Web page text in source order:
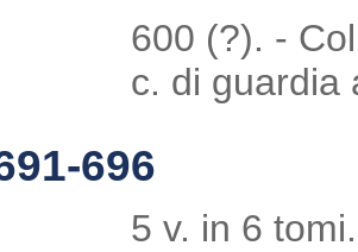
600 (?). -
c. di guardia
696
5 v. in 6